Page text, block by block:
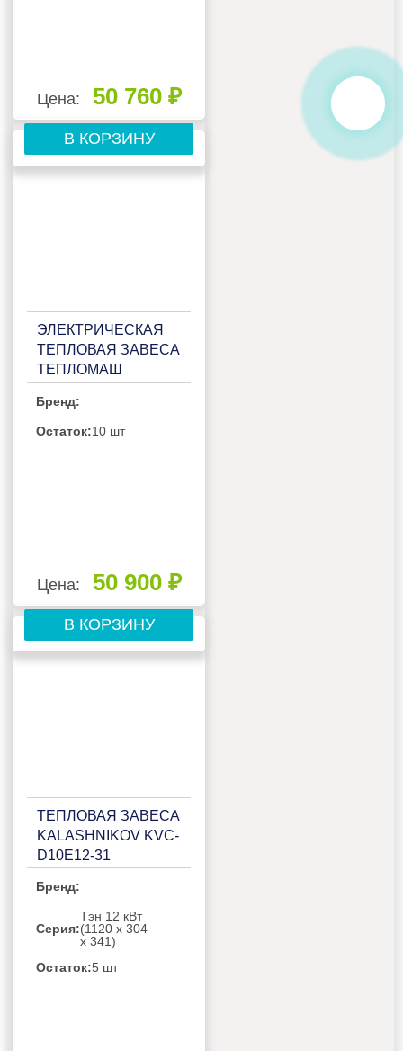
Цена: 50 760 ₽
В КОРЗИНУ
ЭЛЕКТРИЧЕСКАЯ
ТЕПЛОВАЯ ЗАВЕСА
ТЕПЛОМАШ
Бренд:
Остаток:10 шт
Цена: 50 900 ₽
В КОРЗИНУ
ТЕПЛОВАЯ ЗАВЕСА
KALASHNIKOV KVC-
D10E12-31
Бренд:
Серия:
Тэн 12 кВт
(1120 х 304
х 341)
Остаток:5 шт